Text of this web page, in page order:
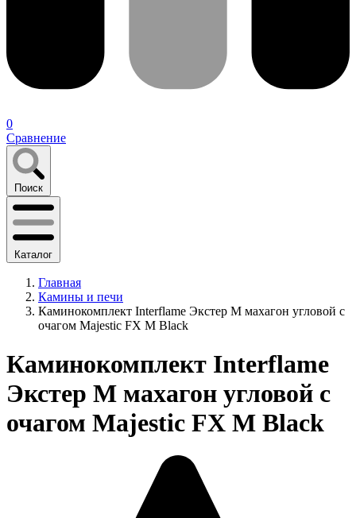
0
Сравнение
Поиск
Каталог
Главная
Камины и печи
Каминокомплект Interflame Экстер М махагон угловой с
очагом Majestic FX M Black
Каминокомплект Interflame
Экстер М махагон угловой с
очагом Majestic FX M Black